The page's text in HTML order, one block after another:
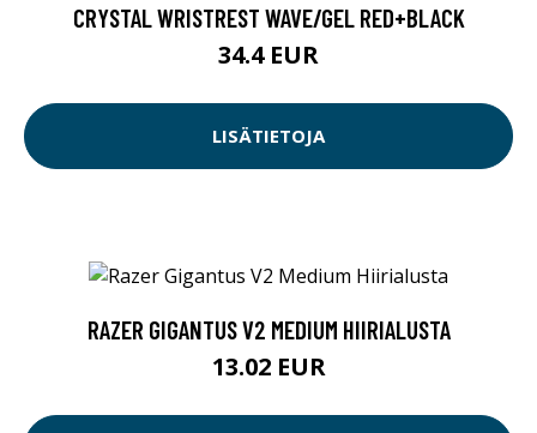
CRYSTAL WRISTREST WAVE/GEL RED+BLACK
34.4 EUR
LISÄTIETOJA
RAZER GIGANTUS V2 MEDIUM HIIRIALUSTA
13.02 EUR